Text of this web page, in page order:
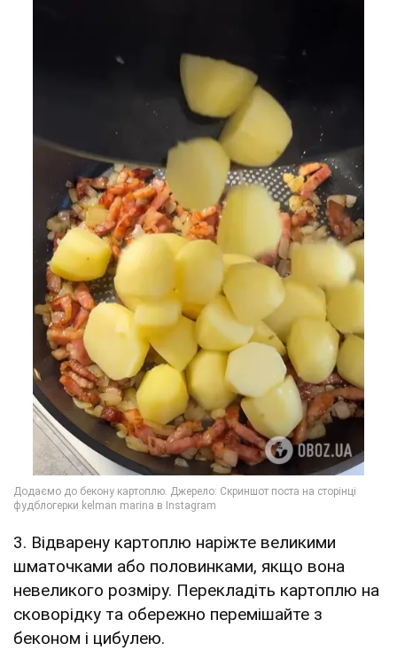
3. Відварену картоплю наріжте великими
шматочками або половинками, якщо вона
невеликого розміру. Перекладіть картоплю на
сковорідку та обережно перемішайте з
беконом і цибулею.